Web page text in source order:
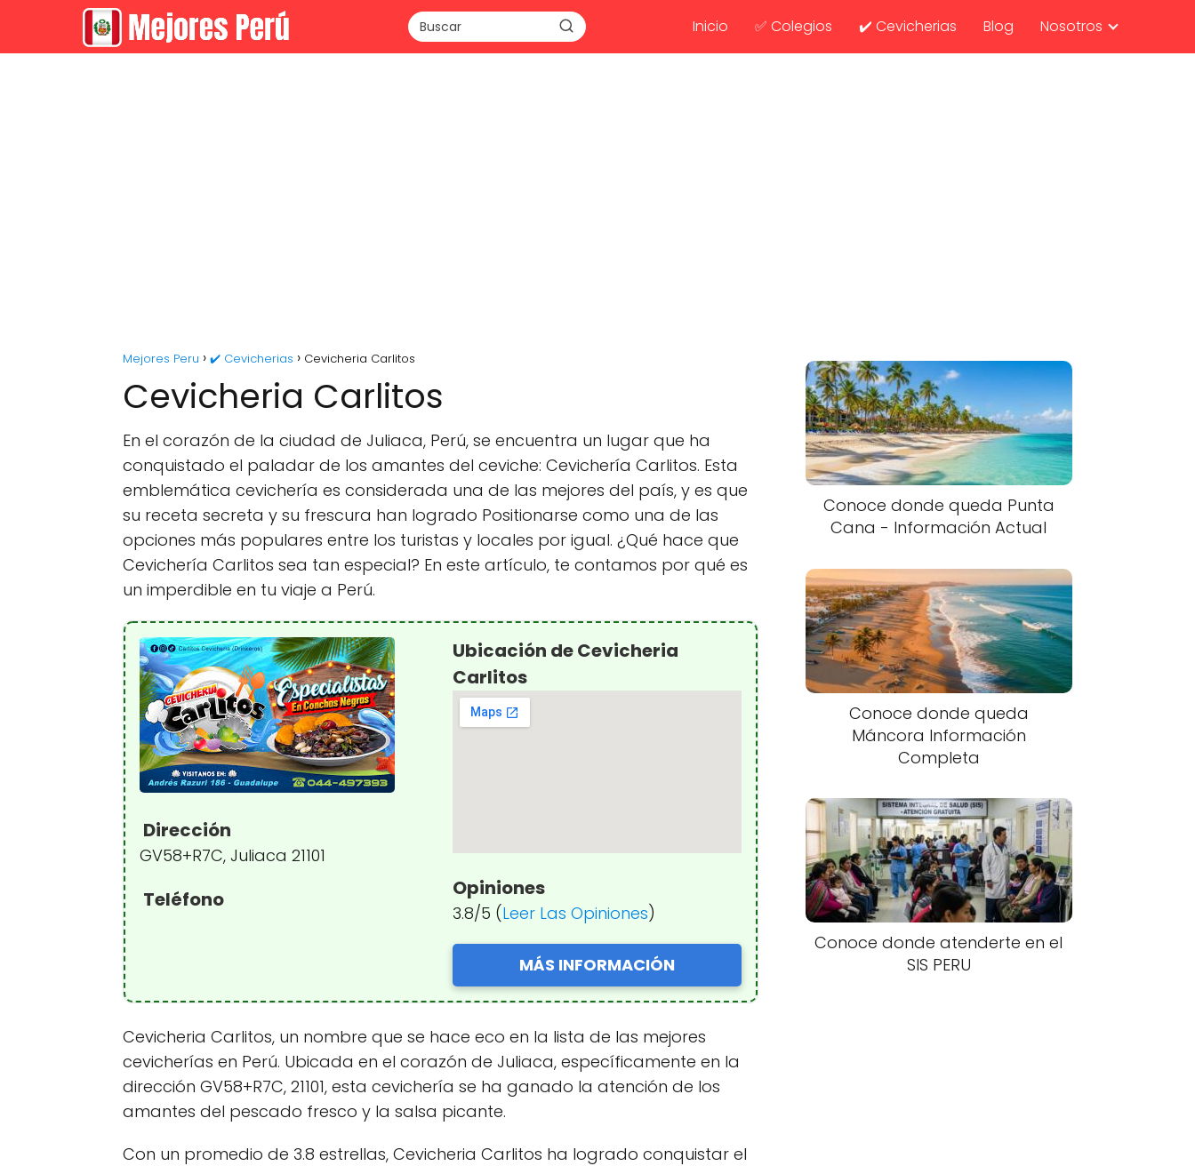
Inicio ✅ Colegios ✔️ Cevicherias Blog Nosotros
Mejores Peru ✔️ Cevicherias Cevicheria Carlitos
Cevicheria Carlitos
En el corazón de la ciudad de Juliaca, Perú, se encuentra un lugar que ha
conquistado el paladar de los amantes del ceviche: Cevichería Carlitos. Esta
emblemática cevichería es considerada una de las mejores del país, y es que
su receta secreta y su frescura han logrado Positionarse como una de las
opciones más populares entre los turistas y locales por igual. ¿Qué hace que
Cevichería Carlitos sea tan especial? En este artículo, te contamos por qué es
un imperdible en tu viaje a Perú.
Dirección
GV58+R7C, Juliaca 21101
Teléfono
Ubicación de Cevicheria
Carlitos
Opiniones
3.8/5 (Leer Las Opiniones)
MÁS INFORMACIÓN
Cevicheria Carlitos, un nombre que se hace eco en la lista de las mejores
cevicherías en Perú. Ubicada en el corazón de Juliaca, específicamente en la
dirección GV58+R7C, 21101, esta cevichería se ha ganado la atención de los
amantes del pescado fresco y la salsa picante.
Con un promedio de 3.8 estrellas, Cevicheria Carlitos ha logrado conquistar el
Conoce donde queda Punta
Cana - Información Actual
Conoce donde queda
Máncora Información
Completa
Conoce donde atenderte en el
SIS PERU